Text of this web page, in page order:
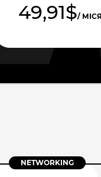
49,91$/
NETWORKING